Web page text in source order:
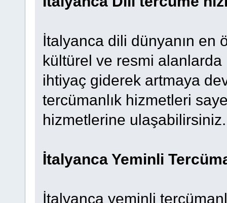
İtalyanca dili dünyanın en
kültürel ve resmi
ihtiyaç giderek artmaya
tercümanlık hizmetleri
hizmetlerine ulaşabilirsiniz.
İtalyanca Yeminli
İtalyanca yeminli